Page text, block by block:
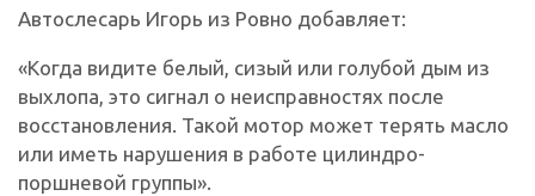
Автослесарь Игорь из Ровно добавляет:
«Когда видите белый, сизый или голубой дым из
выхлопа, это сигнал о неисправностях после
восстановления. Такой мотор может терять масло
или иметь нарушения в работе цилиндро-
поршневой группы».